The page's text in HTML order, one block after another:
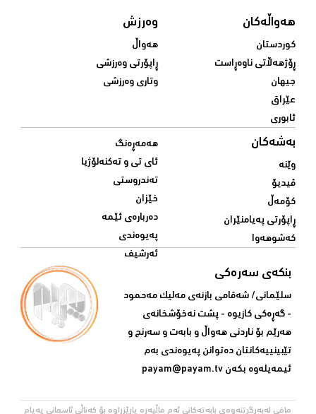
هەواڵەکان
کوردستان
ڕۆژهەڵاتی ناوەڕاست
جیهان
عێراق
ئابوری
وەرزش
هەواڵ
ڕاپۆرتی وەرزشی
وتاری وەرزشی
بەشەکان
وێنە
ڤیدیۆ
کۆمەڵ
ڕاپۆرتی پەیامنێران
کەشوهەوا
هەمەڕەنگ
ئای تی و تەکنەلۆژیا
تەندروستی
خێزان
دەربارەی ئێمە
پەیوەندی
ئەرشیف
بنکەی سەرەکی
سلێمانی/ شه‌قامی بازنه‌ی مه‌لیک مه‌حمود
- گه‌ڕه‌کی کازیوه‌ - پشت نه‌خۆشخانه‌ی‌
هه‌رێم بۆ ناردنی‌ هه‌واڵ و بابه‌ت و سه‌رنج و
تێبینییه‌كانتان ده‌توانن په‌یوه‌ندی‌ به‌م
ئیمه‌یله‌وه‌ بكه‌ن payam@payam.tv
مافی لەبەرگرتنەوەی بابەتەکانی ئەم ماڵپەڕە پارێزراوە بۆ کەناڵی ئاسمانی پەیام